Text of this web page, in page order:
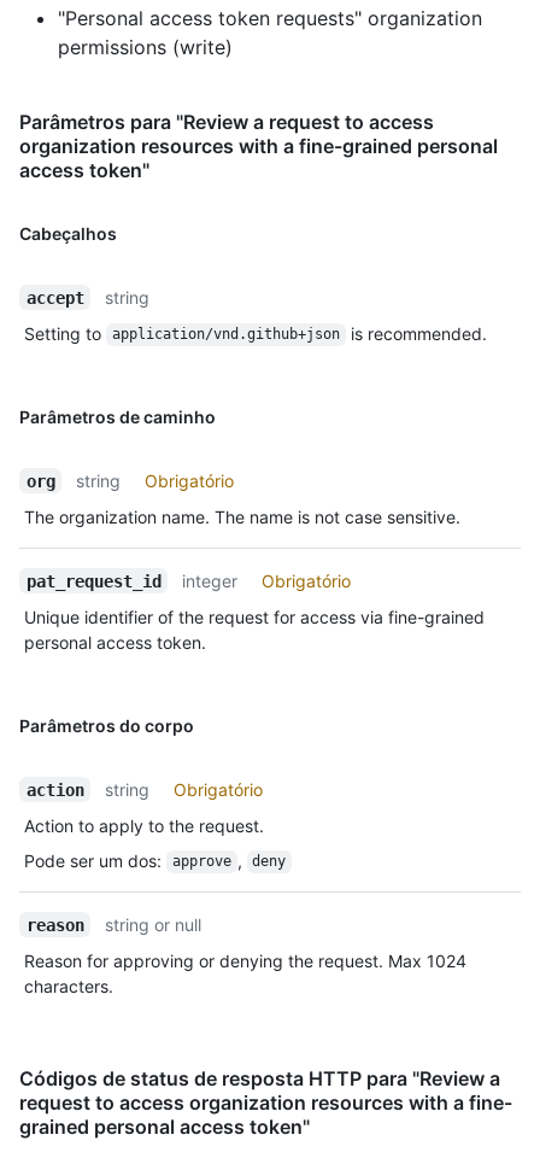
"Personal access token requests" organization
permissions (write)
Parâmetros para "Review a request to access
organization resources with a fine-grained personal
access token"
Cabeçalhos
accept
string
Setting to
application/vnd.github+json is recommended.
Parâmetros de caminho
org string
Obrigatório
The organization name. The name is not case sensitive.
pat_request_id integer
Obrigatório
Unique identifier of the request for access via fine-grained
personal access token.
Parâmetros do corpo
action string
Obrigatório
Action to apply to the request.
Pode ser um dos: approve , deny
reason
string or null
Reason for approving or denying the request. Max 1024
characters.
Códigos de status de resposta HTTP para "Review a
request to access organization resources with a fine-
grained personal access token"